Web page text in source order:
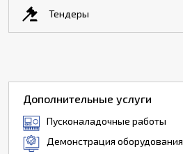
Тендеры
Дополнительные услуги
Пусконаладочные работы
Демонстрация оборудования